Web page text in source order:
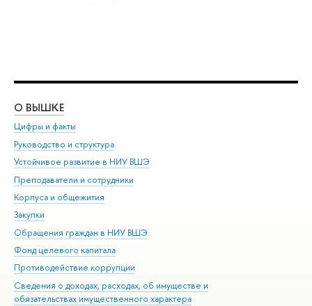
О ВЫШКЕ
Цифры и факты
Руководство и структура
Устойчивое развитие в НИУ ВШЭ
Преподаватели и сотрудники
Корпуса и общежития
Закупки
Обращения граждан в НИУ ВШЭ
Фонд целевого капитала
Противодействие коррупции
Сведения о доходах, расходах, об имуществе и
обязательствах имущественного характера